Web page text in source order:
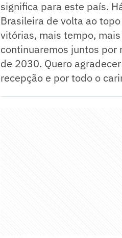
significa para este país.
Brasileira de volta ao
vitórias, mais tempo,
continuaremos juntos por
de 2030. Quero
recepção e por todo o